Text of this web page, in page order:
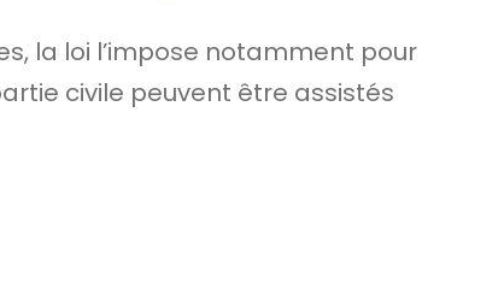
la loi l’impose notamment pour
civile peuvent être assistés